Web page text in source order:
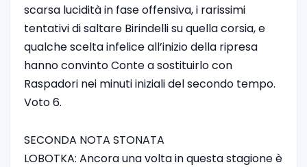
scarsa lucidità in fase offensiva, i rarissimi
tentativi di saltare Birindelli su quella corsia, e
qualche scelta infelice all’inizio della ripresa
hanno convinto Conte a sostituirlo con
Raspadori nei minuti iniziali del secondo tempo.
Voto 6.
SECONDA NOTA STONATA
LOBOTKA: Ancora una volta in questa stagione è